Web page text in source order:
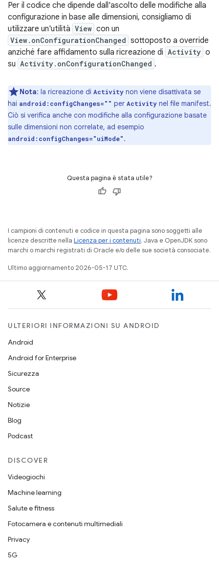
Per il codice che dipende dall'ascolto delle modifiche alla
configurazione in base alle dimensioni, consigliamo di
utilizzare un'utilità View con un
View.onConfigurationChanged sottoposto a override
anziché fare affidamento sulla ricreazione di Activity o
su Activity.onConfigurationChanged .
Nota: la ricreazione di Activity non viene disattivata se
hai android:configChanges="" per Activity nel file manifest.
Ciò si verifica anche con modifiche alla configurazione basate
sulle dimensioni non correlate, ad esempio
android:configChanges="uiMode".
Questa pagina è stata utile?
I campioni di contenuti e codice in questa pagina sono soggetti alle
licenze descritte nella Licenza per i contenuti. Java e OpenJDK sono
marchi o marchi registrati di Oracle e/o delle sue società consociate.
Ultimo aggiornamento 2026-05-17 UTC.
ULTERIORI INFORMAZIONI SU ANDROID
Android
Android for Enterprise
Sicurezza
Source
Notizie
Blog
Podcast
DISCOVER
Videogiochi
Machine learning
Salute e fitness
Fotocamera e contenuti multimediali
Privacy
5G